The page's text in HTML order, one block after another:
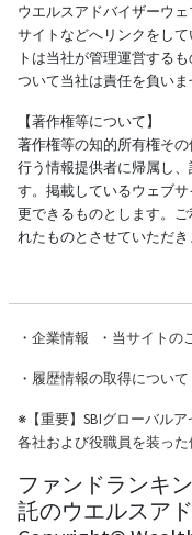
ウエルスアドバイザーウ
サイトなどへリンクをし
トは当社が管理運営する
ついて当社は責任を負いま
【著作権等について】
著作権等の知的所有権そ
行う情報提供者に帰属し
す。掲載しているウェブ
更できるものとします。
れたものとさせていただき
・ 企業情報 ・ 当サイトの
・ 履歴情報の取得について
※【重要】SBIグローバル
各社および役職員を装っ
ファンドランキ
託のウエルスア